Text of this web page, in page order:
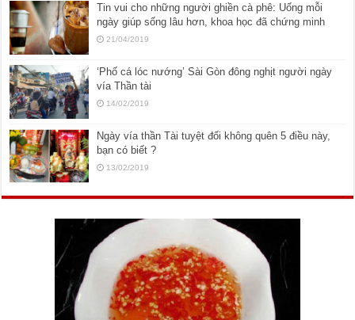
Tin vui cho những người ghiền cà phê: Uống mỗi
ngày giúp sống lâu hơn, khoa học đã chứng minh
21/04/2019
‘Phố cá lóc nướng’ Sài Gòn đông nghịt người ngày
vía Thần tài
14/02/2019
Ngày vía thần Tài tuyệt đối không quên 5 điều này,
bạn có biết ?
13/02/2019